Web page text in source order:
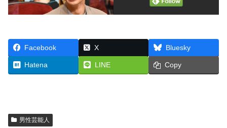
Facebook X Bluesky
Hatena LINE Copy
男性芸能人